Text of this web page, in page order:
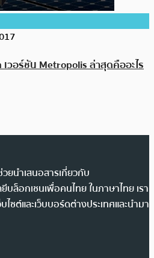
วอร์ชัน Metropolis ล่าสุดคืออะไร
ยนำเสนอสารเกี่ยวกับ
บล็อกเชนเพื่อคนไทย ในภาษาไทย เรา
ซต์และเว็บบอร์ดต่างประเทศและนำมา